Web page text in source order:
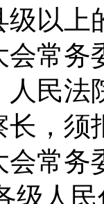
级以
常务
人民
，须
常务
人民